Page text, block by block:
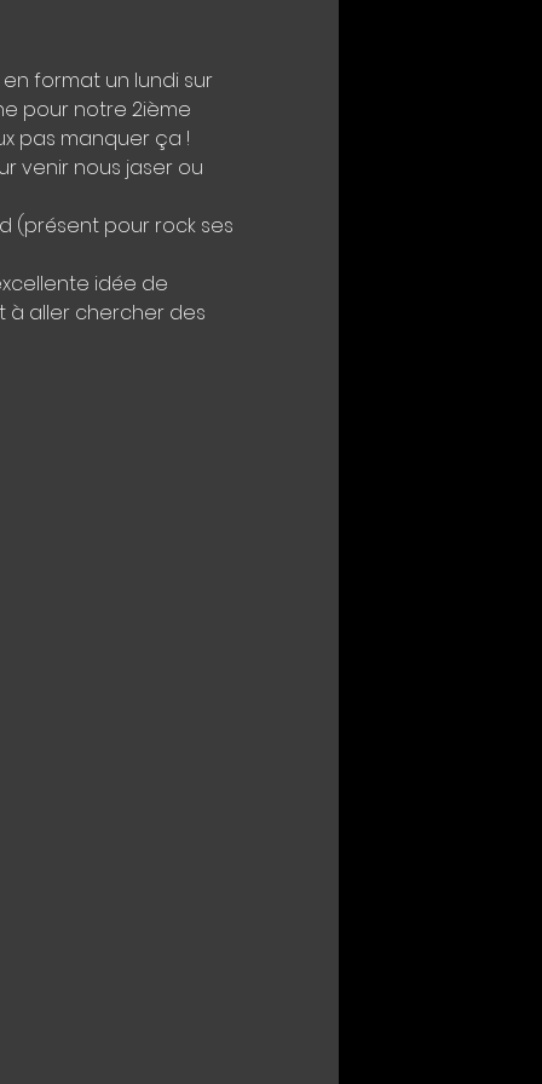
format un lundi sur
pour notre 2ième
pas manquer ça !
venir nous jaser ou
(présent pour rock ses
idée de
à aller chercher des